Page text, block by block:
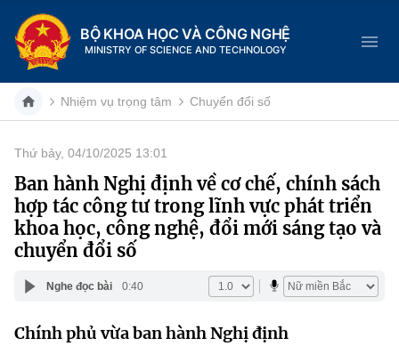
BỘ KHOA HỌC VÀ CÔNG NGHỆ
MINISTRY OF SCIENCE AND TECHNOLOGY
Danh mục
Trang chủ
Giới thiệu
Chức năng nhiệm vụ
Cơ cấu tổ chức
Tin tức sự kiện
Khoa học và Công nghệ
Dịch vụ công
Nhiệm vụ trọng tâm Chuyển đổi số
Thứ bảy, 04/10/2025 13:01
Ban hành Nghị định về cơ chế, chính sách
hợp tác công tư trong lĩnh vực phát triển
khoa học, công nghệ, đổi mới sáng tạo và
chuyển đổi số
Nghe đọc bài 0:40
Chính phủ vừa ban hành Nghị định